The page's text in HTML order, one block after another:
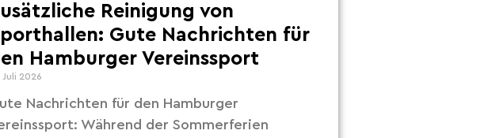
Reinigung von
Gute Nachrichten für
Hamburger Vereinssport
Juli 2026
Nachrichten für den Hamburger
Während der Sommerferien